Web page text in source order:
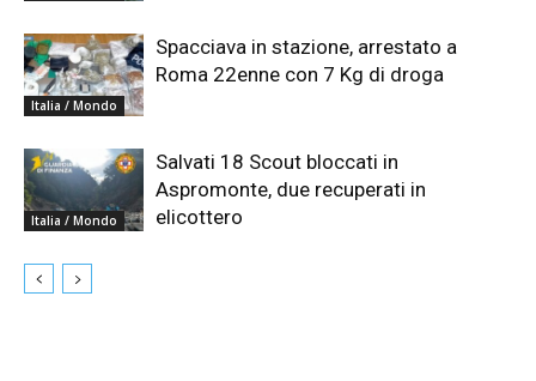
Italia / Mondo
Spacciava in stazione, arrestato a
Roma 22enne con 7 Kg di droga
Italia / Mondo
Salvati 18 Scout bloccati in
Aspromonte, due recuperati in
elicottero